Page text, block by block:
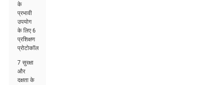
के
प्रभावी
उपयोग
के लिए 6
प्रशिक्षण
प्रोटोकॉल
7 सुरक्षा
और
दक्षता के